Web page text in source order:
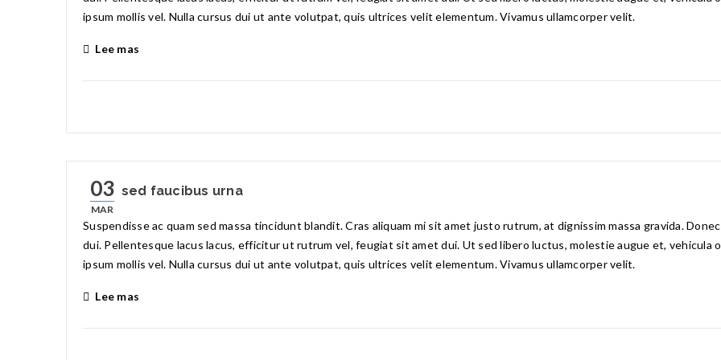
ipsum mollis vel. Nulla cursus dui ut ante volutpat, quis ultrices velit elementum. Vivamus ullamcorper velit.
Lee mas
03
MAR
Nulla sed faucibus urna
Suspendisse ac quam sed massa tincidunt blandit. Cras aliquam mi sit amet justo rutrum, at dignissim massa gravida.
dui. Pellentesque lacus lacus, efficitur ut rutrum vel, feugiat sit amet dui. Ut sed libero luctus, molestie augue et, vehicula
ipsum mollis vel. Nulla cursus dui ut ante volutpat, quis ultrices velit elementum. Vivamus ullamcorper velit.
Lee mas